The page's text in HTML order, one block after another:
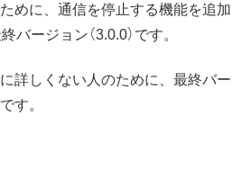
めに、通信を停止する機能を追加
バージョン（3.0.0）です。
詳しくない人のために、最終バー
す。